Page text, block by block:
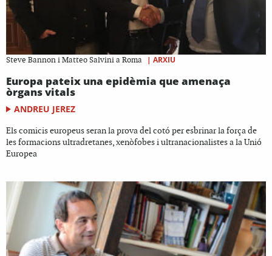
Steve Bannon i Matteo Salvini a Roma | ARXIU
Europa pateix una epidèmia que amenaça
òrgans vitals
ANDREU JEREZ
Els comicis europeus seran la prova del cotó per esbrinar la força de
les formacions ultradretanes, xenòfobes i ultranacionalistes a la Unió
Europea